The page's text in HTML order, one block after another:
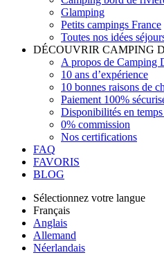
Glamping
Petits campings France
Toutes nos idées
DÉCOUVRIR CAMPING
A propos de Camping
10 ans d’expérience
10 bonnes raisons de
Paiement 100%
Disponibilités en temps
0% commission
Nos certifications
FAQ
FAVORIS
BLOG
Sélectionnez votre langue
Français
Anglais
Allemand
Néerlandais